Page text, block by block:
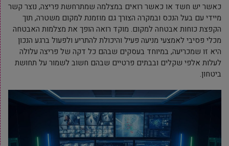
כאשר יש חשד או כאשר רואים במצלמה שמתרחשת פריצה, נוצר קשר
מיידי עם בעל הנכס ובמקרה הצורך גם מוזמנת למקום משטרה, תוך
הקפצת כוחות אבטחה למקום. מוקד רואה הופך את מצלמות האבטחה
מכלי פסיבי לאמצעי מניעה פעיל והיכולת להתריע ולפעול ברגע הנכון
היא זו שמכריעה, במיוחד בעסקים שבהם כל דקה של פריצה עלולה
לעלות אלפי שקלים ובבתים פרטיים שבהם חשוב לשמור על תחושת
ביטחון.